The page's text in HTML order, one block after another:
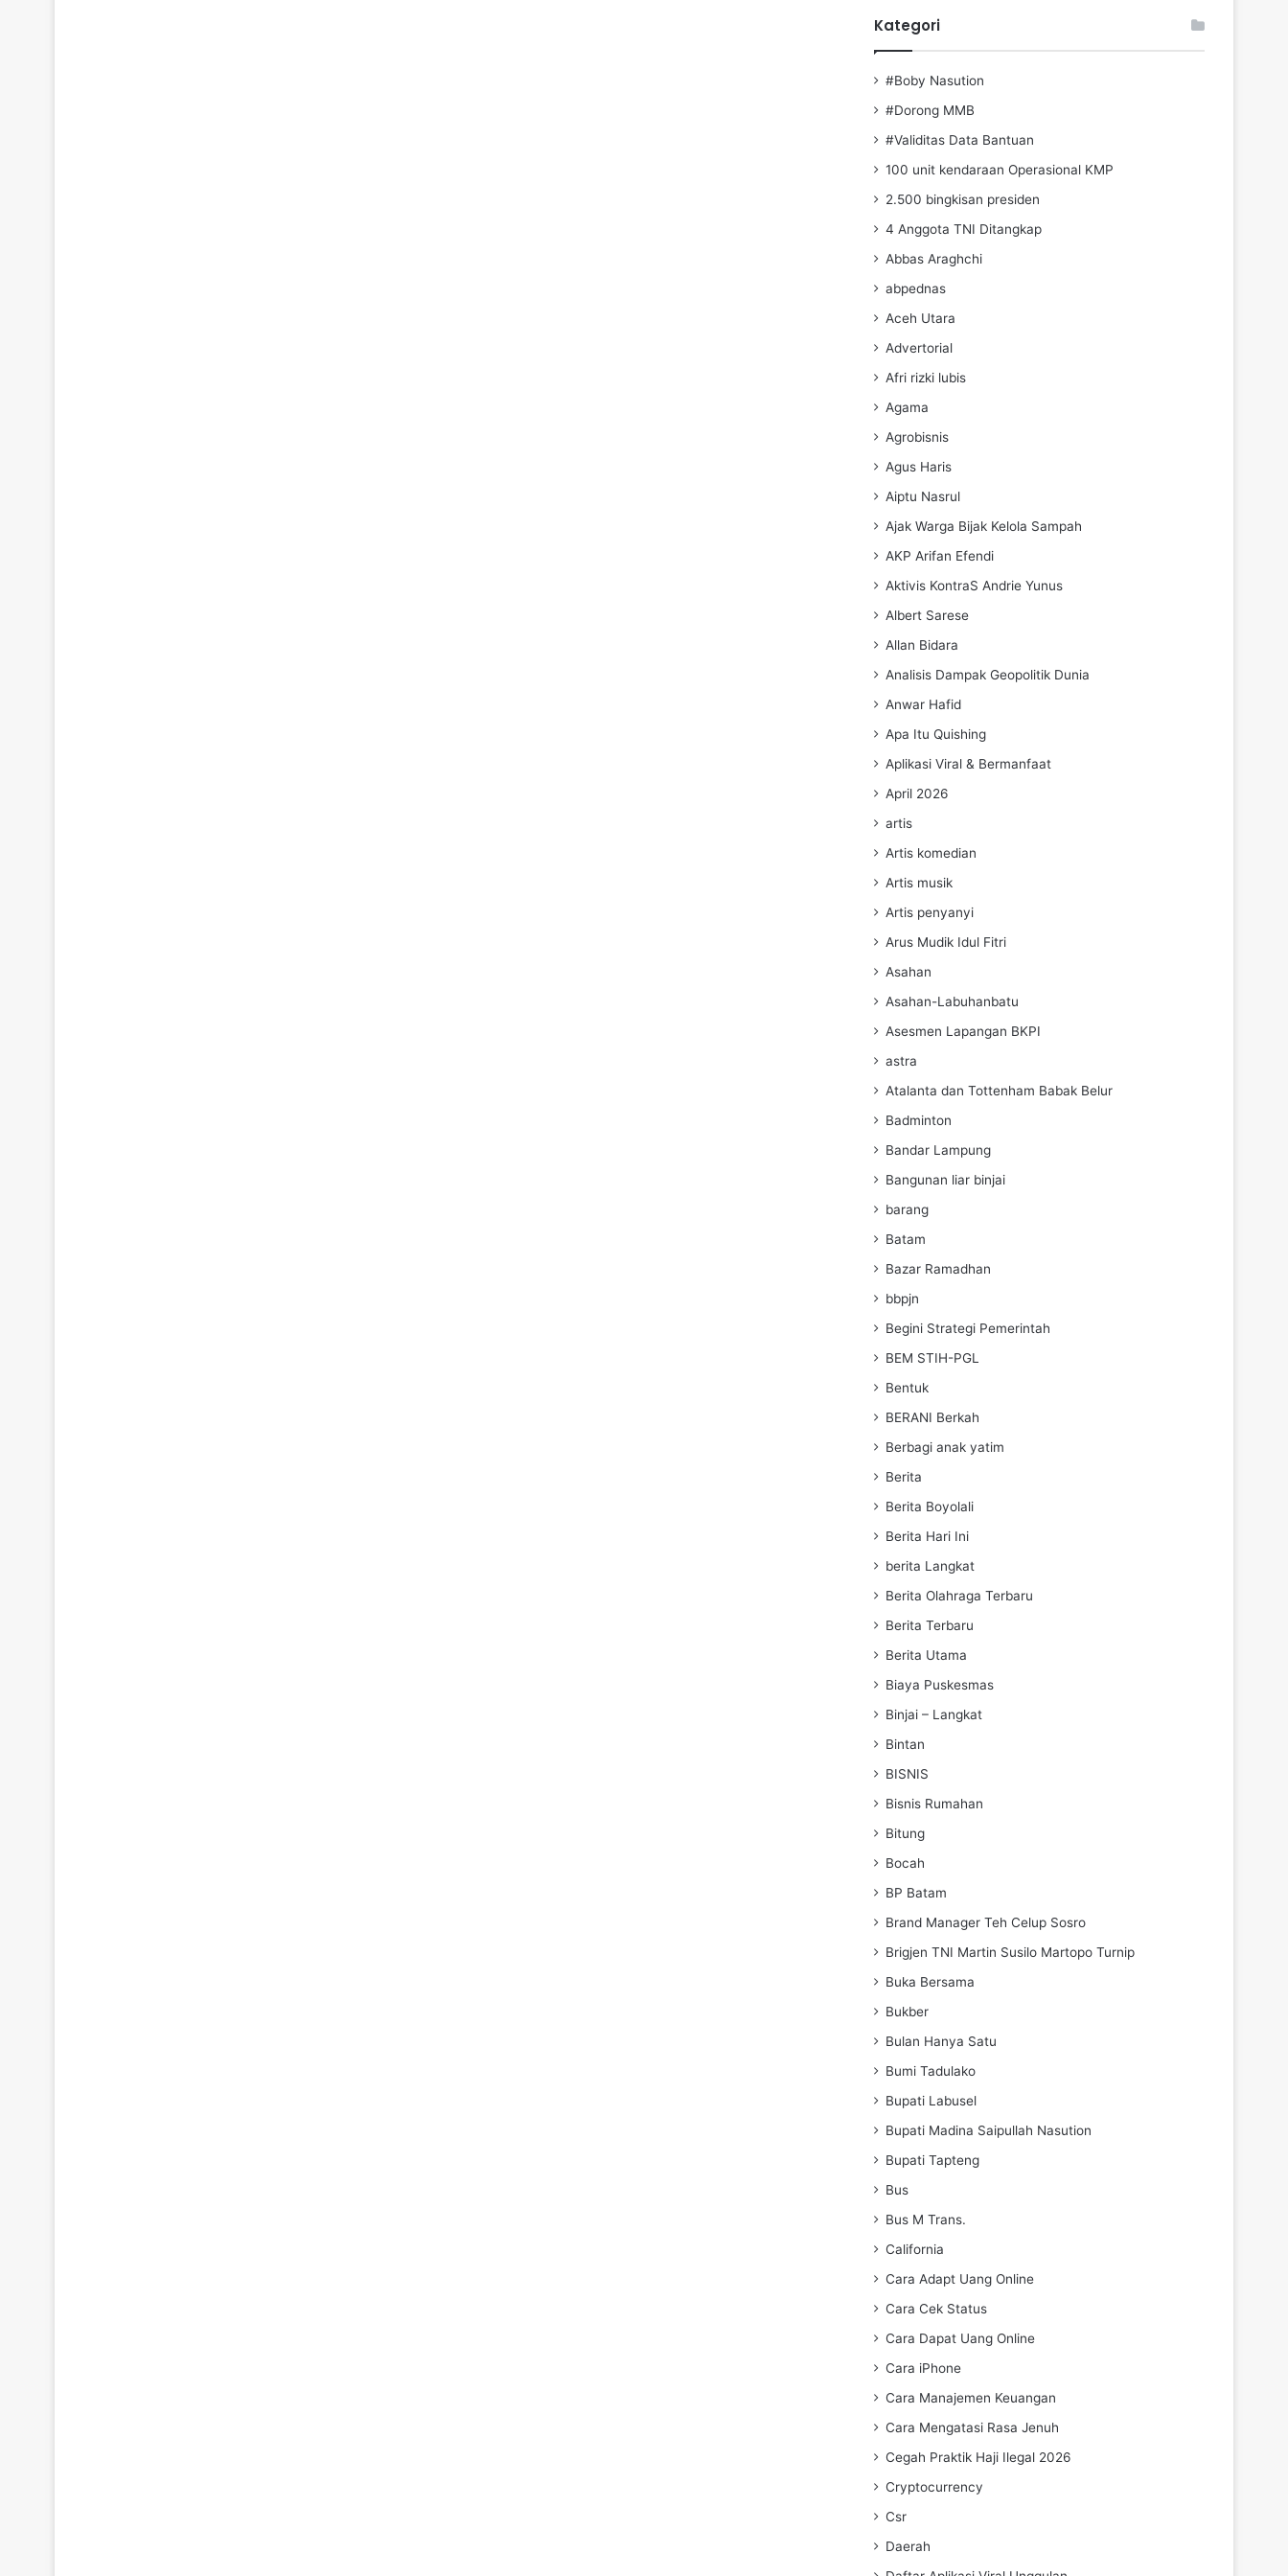
Kategori
#Boby Nasution
#Dorong MMB
#Validitas Data Bantuan
100 unit kendaraan Operasional KMP
2.500 bingkisan presiden
4 Anggota TNI Ditangkap
Abbas Araghchi
abpednas
Aceh Utara
Advertorial
Afri rizki lubis
Agama
Agrobisnis
Agus Haris
Aiptu Nasrul
Ajak Warga Bijak Kelola Sampah
AKP Arifan Efendi
Aktivis KontraS Andrie Yunus
Albert Sarese
Allan Bidara
Analisis Dampak Geopolitik Dunia
Anwar Hafid
Apa Itu Quishing
Aplikasi Viral & Bermanfaat
April 2026
artis
Artis komedian
Artis musik
Artis penyanyi
Arus Mudik Idul Fitri
Asahan
Asahan-Labuhanbatu
Asesmen Lapangan BKPI
astra
Atalanta dan Tottenham Babak Belur
Badminton
Bandar Lampung
Bangunan liar binjai
barang
Batam
Bazar Ramadhan
bbpjn
Begini Strategi Pemerintah
BEM STIH-PGL
Bentuk
BERANI Berkah
Berbagi anak yatim
Berita
Berita Boyolali
Berita Hari Ini
berita Langkat
Berita Olahraga Terbaru
Berita Terbaru
Berita Utama
Biaya Puskesmas
Binjai – Langkat
Bintan
BISNIS
Bisnis Rumahan
Bitung
Bocah
BP Batam
Brand Manager Teh Celup Sosro
Brigjen TNI Martin Susilo Martopo Turnip
Buka Bersama
Bukber
Bulan Hanya Satu
Bumi Tadulako
Bupati Labusel
Bupati Madina Saipullah Nasution
Bupati Tapteng
Bus
Bus M Trans.
California
Cara Adapt Uang Online
Cara Cek Status
Cara Dapat Uang Online
Cara iPhone
Cara Manajemen Keuangan
Cara Mengatasi Rasa Jenuh
Cegah Praktik Haji Ilegal 2026
Cryptocurrency
Csr
Daerah